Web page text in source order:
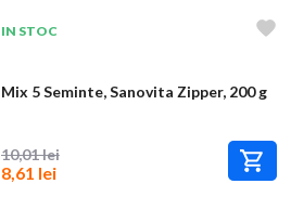
IN STOC
Mix 5 Seminte, Sanovita Zipper, 200 g
10,01 lei
8,61 lei